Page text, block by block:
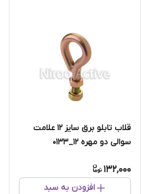
قلاب تابلو برق سایز ۱۲ علامت
سوالی دو مهره ۱۲_۰۱۳۳
132,000
افزودن به سبد